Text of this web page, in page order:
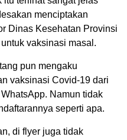
menciptakan
Dinas Kesehatan Provinsi
vaksinasi masal.
pun mengaku
vaksinasi Covid-19 dari
Namun tidak
seperti apa.
di flyer juga tidak